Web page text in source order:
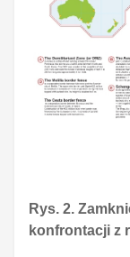
Rys. 2.
konfrontacji z